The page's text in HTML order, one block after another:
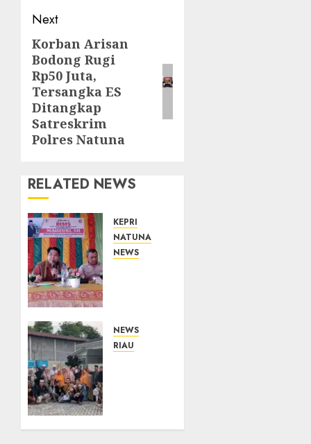
Next
Next
post:
Korban Arisan
Bodong Rugi
Rp50 Juta,
Tersangka ES
Ditangkap
Satreskrim
Polres Natuna
RELATED NEWS
KEPRI
NATUNA
NEWS
Natuna
Buka
NEWS
RIAU